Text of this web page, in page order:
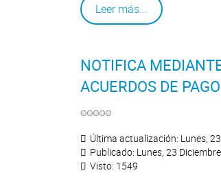
Leer más...
NOTIFICA
ACUERDOS DE
Última actualización: Lunes,
Publicado: Lunes, 23
Visto: 1549